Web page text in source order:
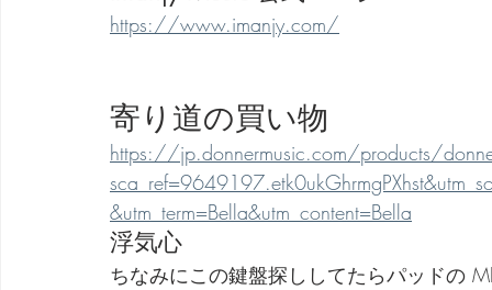
https://www.imanjy.com/
寄り道の買い物
https://jp.donnermusic.com/products/
&utm_term=Bella&utm_content=Bella
浮気心
ちなみにこの鍵盤探ししてたらパッドの